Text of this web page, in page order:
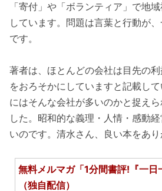
「寄付」や「ボランティア」で地
しています。問題は言葉と行動が
です。
著者は、ほとんどの会社は目先の
をおろそかにしていますと記載し
にはそんな会社が多いのかと捉え
した。昭和的な義理・人情・感動
いのです。清水さん、良い本をあり
無料メルマガ「1分間書評!『一日
（独自配信）